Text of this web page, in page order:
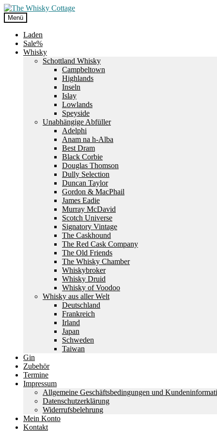
Zur
Navigation
springen
Zum
Inhalt
springen
Menü
Laden
Sale%
Whisky
Schottland Whisky
Campbeltown
Highlands
Inseln
Islay
Lowlands
Speyside
Unabhängige Abfüller
Adelphi
Anam na h-Alba
Best Dram
Black Corbie
Douglas Thomson
Dully Selection
Duncan Taylor
Gordon & MacPhail
James Eadie
Murray McDavid
Scotch Universe
Signatory Vintage
The Caskhound
The Red Cask Company
The Old Friends
The Whisky Chamber
Whiskybroker
Whisky Druid
Whisky of Voodoo
Whisky aus aller Welt
Deutschland
Frankreich
Irland
Japan
Schweden
Taiwan
Gin
Zubehör
Termine
Impressum
Allgemeine Geschäftsbedingungen und
Datenschutzerklärung
Widerrufsbelehrung
Mein Konto
Kontakt